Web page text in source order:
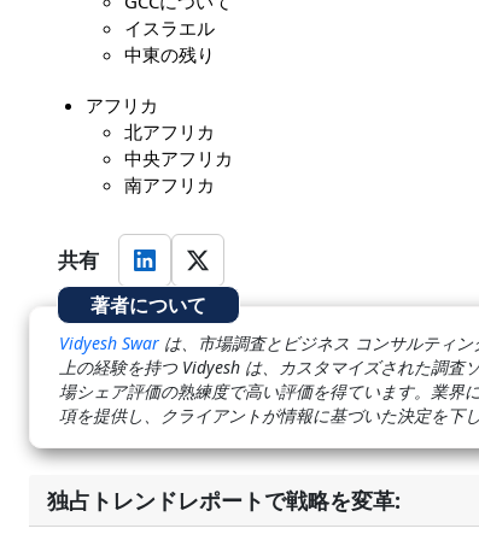
イスラエル
中東の残り
アフリカ
北アフリカ
中央アフリカ
南アフリカ
共有
著者について
Vidyesh Swar は、市場調査とビジネス コンサルティ
上の経験を持つ Vidyesh は、カスタマイズされた調
場シェア評価の熟練度で高い評価を得ています。業界
項を提供し、クライアントが情報に基づいた決定を下
独占トレンドレポートで戦略を変革: